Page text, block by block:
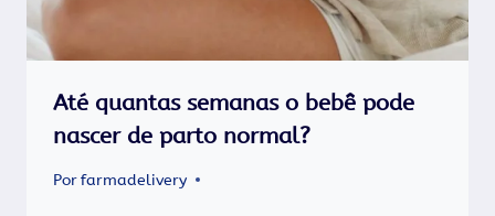
Até quantas semanas o bebê pode
nascer de parto normal?
Porfarmadelivery